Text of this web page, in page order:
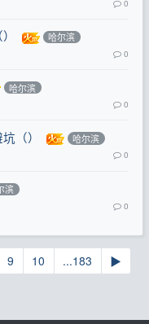
0
哈尔滨
0
哈尔滨
0
（） 哈尔滨
0
滨
0
9 10 ...183 ▶